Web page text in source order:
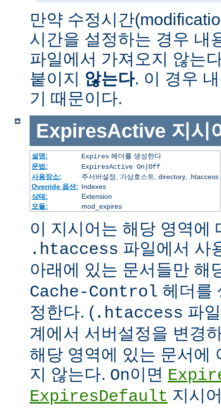
만약 수정시간
시간을 설정하는 경우 내
파일에서 가져오지 않는
붙이지 않는다. 이 경우
기 때문이다.
ExpiresActive 지시
설명: Expires헤더를 생성한다
문법:
ExpiresActive On|Off
사용장소:
주서버설정, 가상호스트, directory, .htaccess
Override 옵션: Indexes
상태:
Extension
모듈:
mod_expires
이 지시어는 해당 영역에
.htaccess 파일에서 사
아래에 있는 문서들만 해
Cache-Control 헤더를
정한다. ( .htaccess 파
계에서 서버설정을 변경
해당 영역에 있는 문서에
지 않는다. On이면
ExpiresDefault 지시